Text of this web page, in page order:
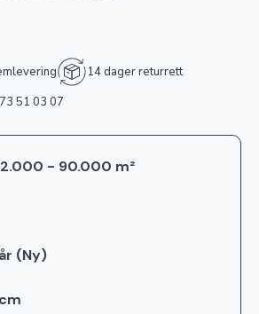
14 dager returrett
51 03 07
- 90.000 m²
(Ny)